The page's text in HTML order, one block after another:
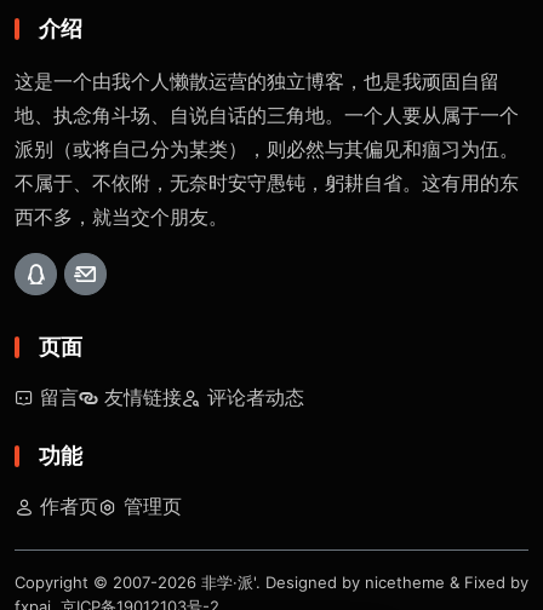
期。 送上Bobb ...
介绍
这是一个由我个人懒散运营的独立博客，也是我顽固自留
地、执念角斗场、自说自话的三角地。一个人要从属于一个
派别（或将自己分为某类），则必然与其偏见和痼习为伍。
不属于、不依附，无奈时安守愚钝，躬耕自省。这有用的东
西不多，就当交个朋友。
页面
留言 友情链接 评论者动态
功能
作者页 管理页
Copyright © 2007-2026 非学·派'. Designed by nicetheme & Fixed by
fxpai 京ICP备19012103号-2